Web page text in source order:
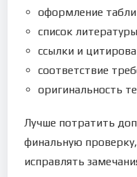
оформление
список
ссылки и
соответствие
оригинальность
Лучше потратить
финальную
исправлять